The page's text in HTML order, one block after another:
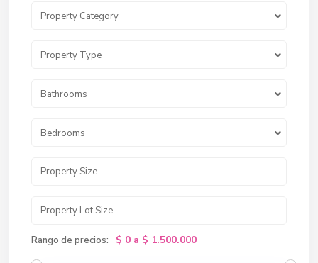
Property Category
Property Type
Bathrooms
Bedrooms
Rango de precios: $ 0 a $ 1.500.000